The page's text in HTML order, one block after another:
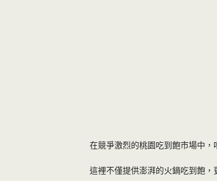
在競爭激烈的桃園吃到飽市場中，
這裡不僅提供澎湃的火鍋吃到飽